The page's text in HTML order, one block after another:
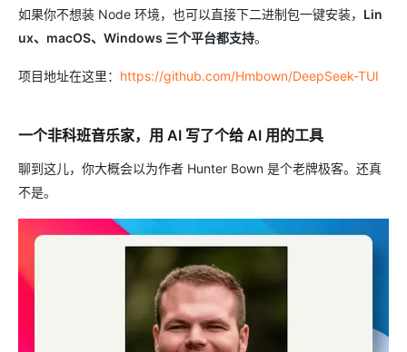
如果你不想装 Node 环境，也可以直接下二进制包一键安装， Lin
ux、macOS、Windows 三个平台都支持。
项目地址在这里： https://github.com/Hmbown/DeepSeek-TUI
一个非科班音乐家，用 AI 写了个给 AI 用的工具
聊到这儿，你大概会以为作者 Hunter Bown 是个老牌极客。还真
不是。